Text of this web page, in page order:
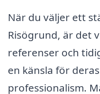
När du väljer ett
Risögrund, är det
referenser och
en känsla för
professionalism.